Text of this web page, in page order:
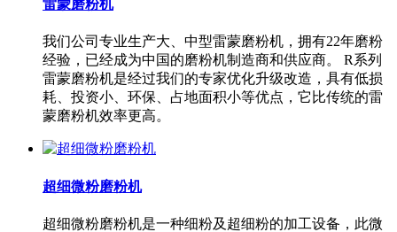
雷蒙磨粉机
我们公司专业生产大、中型雷蒙磨粉机，拥有22年磨粉
经验，已经成为中国的磨粉机制造商和供应商。 R系列
雷蒙磨粉机是经过我们的专家优化升级改造，具有低损
耗、投资小、环保、占地面积小等优点，它比传统的雷
蒙磨粉机效率更高。
超细微粉磨粉机
超细微粉磨粉机是一种细粉及超细粉的加工设备，此微